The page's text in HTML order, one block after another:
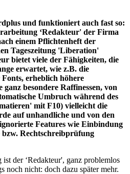
und funktioniert auch fast so:
‘Redakteur' der Firma
einem Pflichtenheft der
Tageszeitung 'Liberation'
bietet viele der Fähigkeiten, die
erwartet, wie z.B. die
erheblich höhere
besondere Raffinessen, von
Umbruch während des
mit F10) vielleicht die
auf unhandliche und von den
Features wie Einbindung
Rechtschreibprüfung
der ‘Redakteur', ganz problemlos
noch nicht: doch dazu später mehr.